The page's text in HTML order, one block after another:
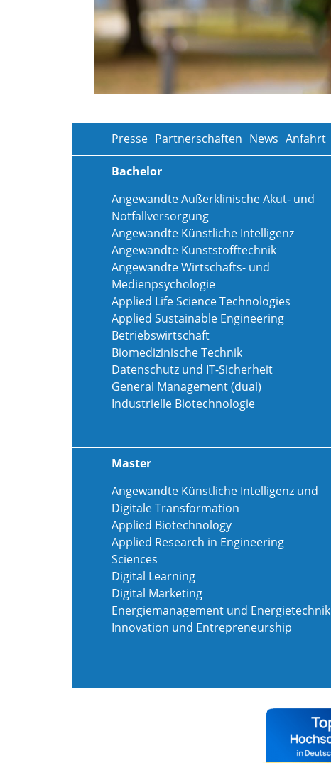
Presse Partnerschaften News Anfahrt
Bachelor
Angewandte Außerklinische Akut- und
Notfallversorgung
Angewandte Künstliche Intelligenz
Angewandte Kunststofftechnik
Angewandte Wirtschafts- und
Medienpsychologie
Applied Life Science Technologies
Applied Sustainable Engineering
Betriebswirtschaft
Biomedizinische Technik
Datenschutz und IT-Sicherheit
General Management (dual)
Industrielle Biotechnologie
Master
Angewandte Künstliche Intelligenz und
Digitale Transformation
Applied Biotechnology
Applied Research in Engineering
Sciences
Digital Learning
Digital Marketing
Energiemanagement und Energietechnik
Innovation und Entrepreneurship